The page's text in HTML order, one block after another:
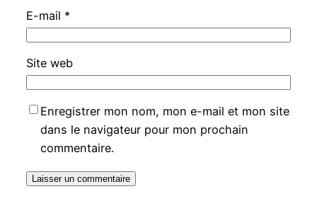
E-mail *
Site web
Enregistrer mon nom, mon e-mail et mon site
dans le navigateur pour mon prochain
commentaire.